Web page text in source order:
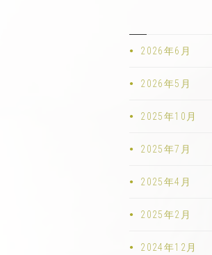
2026年6月
2026年5月
2025年10月
2025年7月
2025年4月
2025年2月
2024年12月